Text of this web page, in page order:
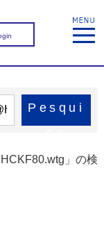
Pesqui
」の検